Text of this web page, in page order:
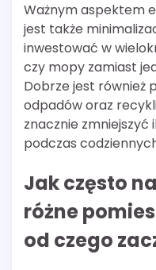
Ważnym aspektem
jest także
inwestować w
czy mopy zamiast
Dobrze jest również
odpadów oraz
znacznie
podczas
Jak często
różne
od czego